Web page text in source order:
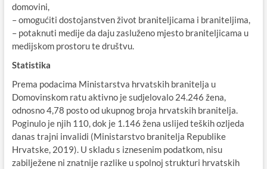
domovini,
– omogućiti dostojanstven život braniteljicama i braniteljima,
– potaknuti medije da daju zasluženo mjesto braniteljicama u
medijskom prostoru te društvu.
Statistika
Prema podacima Ministarstva hrvatskih branitelja u
Domovinskom ratu aktivno je sudjelovalo 24.246 žena,
odnosno 4,78 posto od ukupnog broja hrvatskih branitelja.
Poginulo je njih 110, dok je 1.146 žena uslijed teških ozljeda
danas trajni invalidi (Ministarstvo branitelja Republike
Hrvatske, 2019). U skladu s iznesenim podatkom, nisu
zabilježene ni znatnije razlike u spolnoj strukturi hrvatskih